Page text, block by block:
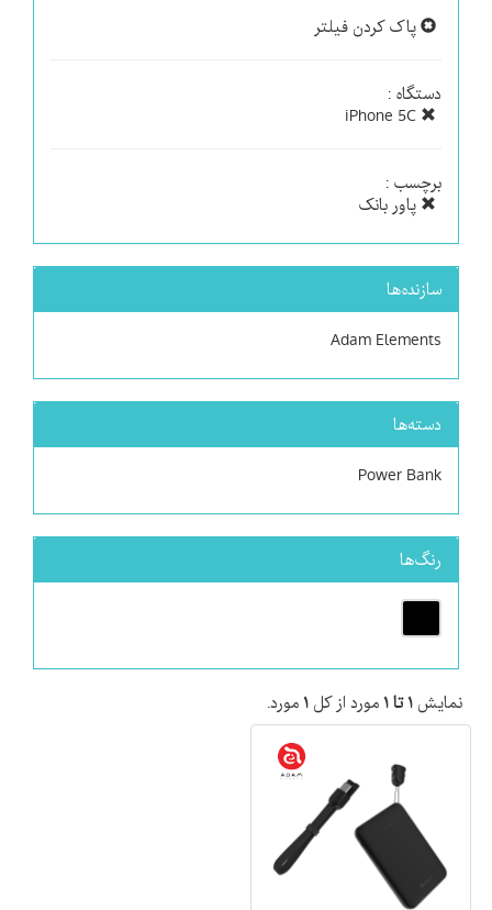
پاک کردن فیلتر
دستگاه :
برچسب :
پاور بانک
سازنده‌ها
Adam Elements
دسته‌ها
Power Bank
رنگ‌ها
نمایش ۱ تا ۱ مورد از کل ۱ مورد.